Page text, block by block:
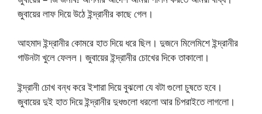
জুবায়ের লাফ দিয়ে উঠে ইন্দ্রানীর কাছে গেল।
আহমাদ ইন্দ্রানীর কোমরে হাত দিয়ে ধরে ছিল। দুজনে মিলেমিশে ইন্দ্রানীর
গাউনটা খুলে ফেলল। জুবায়ের ইন্দ্রানীর চোখের দিকে তাকালো।
ইন্দ্রানী চোখ বন্ধ করে ইশারা দিয়ে বুঝলো যে বটা গুলো চুষতে হবে।
জুবায়ের দুই হাত দিয়ে ইন্দ্রানীর দুধগুলো ধরলো আর চিপরাইতে লাগলো।